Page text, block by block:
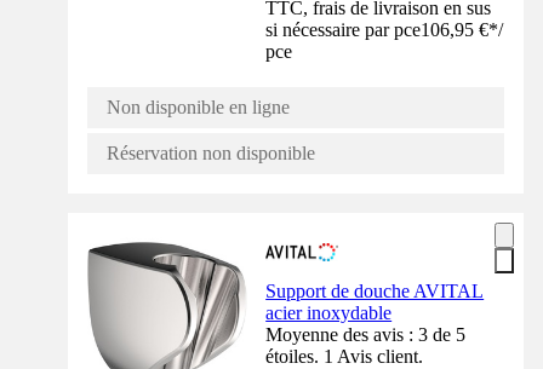
TTC, frais de livraison en sus
si nécessaire par pce106,95 €*/
pce
Non disponible en ligne
Réservation non disponible
Support de douche AVITAL
acier inoxydable
Moyenne des avis : 3 de 5
étoiles. 1 Avis client.